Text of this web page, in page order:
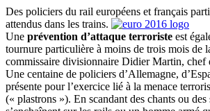
Des policiers du rail européens et français
attendus dans les trains.
Une prévention d’attaque terroriste est
tournure particulière à moins de trois mois de
commissaire divisionnaire Didier Martin,
Une centaine de policiers d’Allemagne,
présente pour l’exercice lié à la menace
(« plastrons »). En scandant des chants ou